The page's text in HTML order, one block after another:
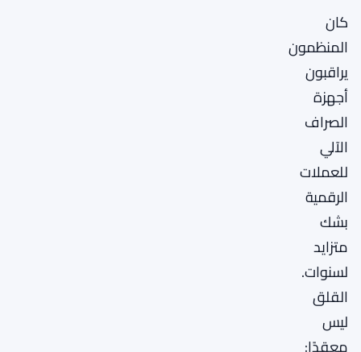
كان
المنظمون
يراقبون
أجهزة
الصراف
الآلي
للعملات
الرقمية
بشك
متزايد
لسنوات.
القلق
ليس
معقدًا: